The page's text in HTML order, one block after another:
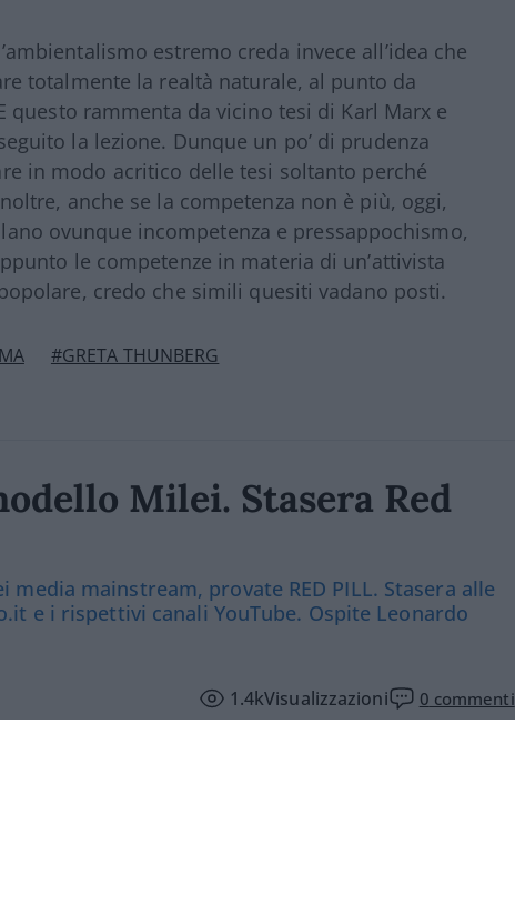
estremo creda invece all’idea che
totalmente la realtà naturale, al punto da
rammenta da vicino tesi di Karl Marx e
la lezione. Dunque un po’ di prudenza
in modo acritico delle tesi soltanto perché
anche se la competenza non è più, oggi,
ovunque incompetenza e pressappochismo,
le competenze in materia di un’attivista
credo che simili quesiti vadano posti.
#GRETA THUNBERG
Milei. Stasera Red
mainstream, provate RED PILL. Stasera alle
e i rispettivi canali YouTube. Ospite Leonardo
1.4kVisualizzazioni 0 commenti